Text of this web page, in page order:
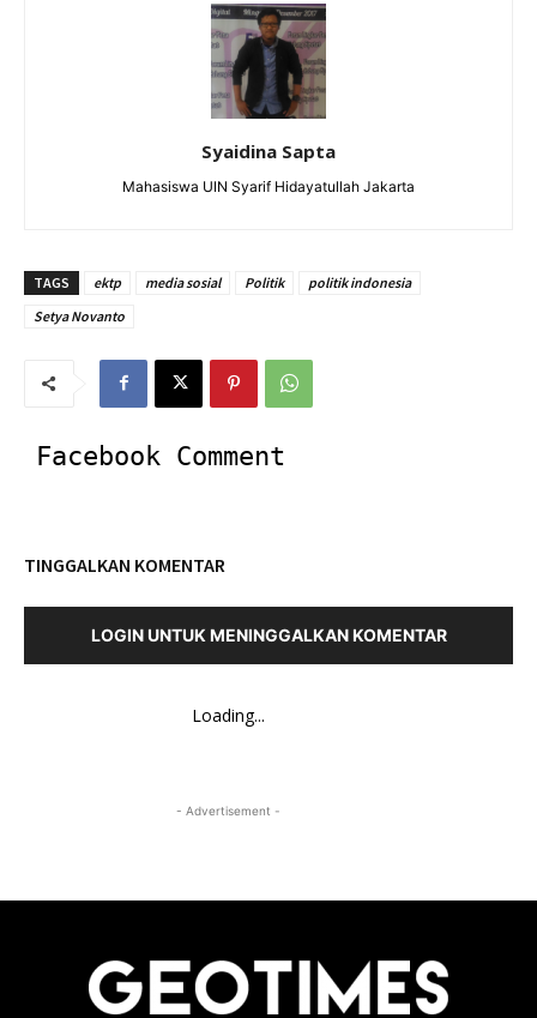
Syaidina Sapta
Mahasiswa UIN Syarif Hidayatullah Jakarta
TAGS ektp media sosial Politik
politik indonesia
Setya Novanto
Facebook Comment
TINGGALKAN KOMENTAR
LOGIN UNTUK MENINGGALKAN KOMENTAR
Loading...
- Advertisement -